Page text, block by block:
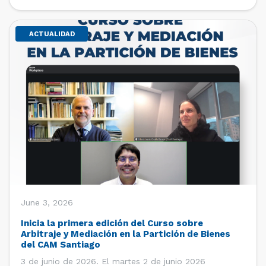
de estudiantes de […]
ACTUALIDAD
June 3, 2026
Inicia la primera edición del Curso sobre
Arbitraje y Mediación en la Partición de Bienes
del CAM Santiago
3 de junio de 2026. El martes 2 de junio 2026